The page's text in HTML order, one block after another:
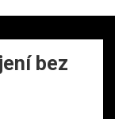
bez